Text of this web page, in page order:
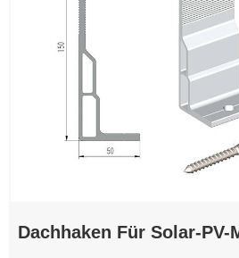
Dachhaken Für Solar-PV-